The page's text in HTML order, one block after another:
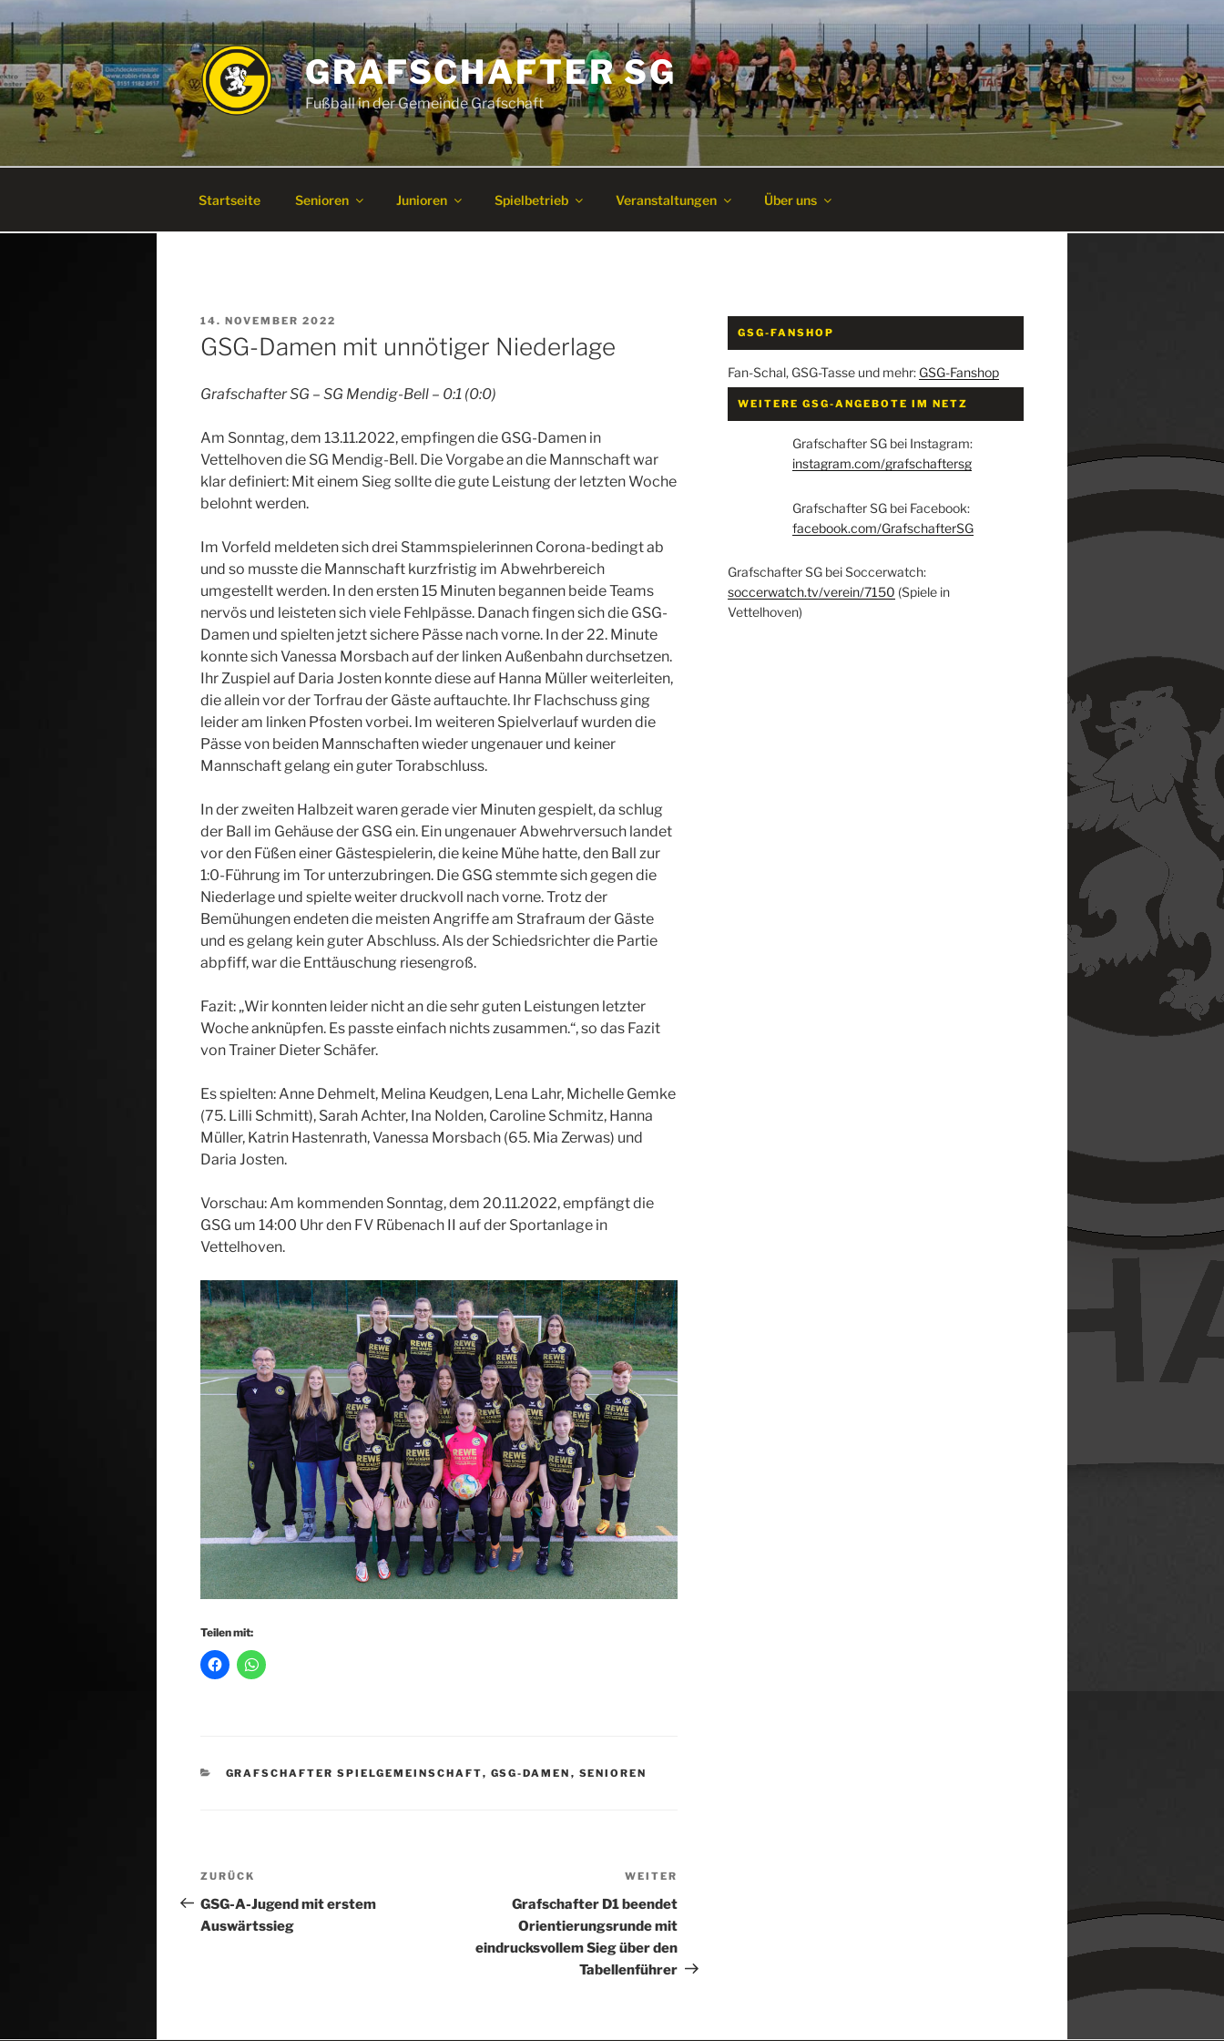
Inhalt
springen
GRAFSCHAFTER SG
Fußball in der Gemeinde Grafschaft
Startseite Senioren Junioren Spielbetrieb Veranstaltungen Über uns
VERÖFFENTLICHT
AM
14. NOVEMBER 2022
GSG-Damen mit unnötiger Niederlage
Grafschafter SG – SG Mendig-Bell – 0:1 (0:0)
Am Sonntag, dem 13.11.2022, empfingen die GSG-Damen in
Vettelhoven die SG Mendig-Bell. Die Vorgabe an die Mannschaft war
klar definiert: Mit einem Sieg sollte die gute Leistung der letzten Woche
belohnt werden.
Im Vorfeld meldeten sich drei Stammspielerinnen Corona-bedingt ab
und so musste die Mannschaft kurzfristig im Abwehrbereich
umgestellt werden. In den ersten 15 Minuten begannen beide Teams
nervös und leisteten sich viele Fehlpässe. Danach fingen sich die GSG-
Damen und spielten jetzt sichere Pässe nach vorne. In der 22. Minute
konnte sich Vanessa Morsbach auf der linken Außenbahn durchsetzen.
Ihr Zuspiel auf Daria Josten konnte diese auf Hanna Müller weiterleiten,
die allein vor der Torfrau der Gäste auftauchte. Ihr Flachschuss ging
leider am linken Pfosten vorbei. Im weiteren Spielverlauf wurden die
Pässe von beiden Mannschaften wieder ungenauer und keiner
Mannschaft gelang ein guter Torabschluss.
In der zweiten Halbzeit waren gerade vier Minuten gespielt, da schlug
der Ball im Gehäuse der GSG ein. Ein ungenauer Abwehrversuch landet
vor den Füßen einer Gästespielerin, die keine Mühe hatte, den Ball zur
1:0-Führung im Tor unterzubringen. Die GSG stemmte sich gegen die
Niederlage und spielte weiter druckvoll nach vorne. Trotz der
Bemühungen endeten die meisten Angriffe am Strafraum der Gäste
und es gelang kein guter Abschluss. Als der Schiedsrichter die Partie
abpfiff, war die Enttäuschung riesengroß.
Fazit: „Wir konnten leider nicht an die sehr guten Leistungen letzter
Woche anknüpfen. Es passte einfach nichts zusammen.“, so das Fazit
von Trainer Dieter Schäfer.
Es spielten: Anne Dehmelt, Melina Keudgen, Lena Lahr, Michelle Gemke
(75. Lilli Schmitt), Sarah Achter, Ina Nolden, Caroline Schmitz, Hanna
Müller, Katrin Hastenrath, Vanessa Morsbach (65. Mia Zerwas) und
Daria Josten.
Vorschau: Am kommenden Sonntag, dem 20.11.2022, empfängt die
GSG um 14:00 Uhr den FV Rübenach II auf der Sportanlage in
Vettelhoven.
Teilen mit:
KATEGORIEN
GRAFSCHAFTER SPIELGEMEINSCHAFT, GSG-DAMEN , SENIOREN
Beitragsnavigation
Vorheriger
Beitrag
ZURÜCK
GSG-A-Jugend mit erstem
Auswärtssieg
Beitrag
WEITER
Grafschafter D1 beendet
Orientierungsrunde mit
eindrucksvollem Sieg über den
Tabellenführer
GSG-FANSHOP
Fan-Schal, GSG-Tasse und mehr: GSG-Fanshop
WEITERE GSG-ANGEBOTE IM NETZ
Grafschafter SG bei Instagram:
instagram.com/grafschaftersg
Grafschafter SG bei Facebook:
facebook.com/GrafschafterSG
Grafschafter SG bei Soccerwatch:
soccerwatch.tv/verein/7150 (Spiele in
Vettelhoven)